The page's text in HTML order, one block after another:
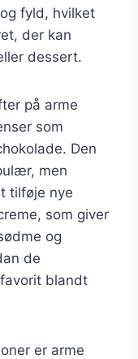
fyld, hvilket
der kan
dessert.
på arme
som
Den
men
tilføje nye
som giver
og
de
blandt
er arme